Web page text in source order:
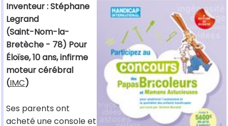
Inventeur : Stéphane
Legrand
(Saint-Nom-la-
Bretèche - 78) Pour
Éloïse, 10 ans, infirme
moteur cérébral
(IMC)
Ses parents ont
acheté une console et